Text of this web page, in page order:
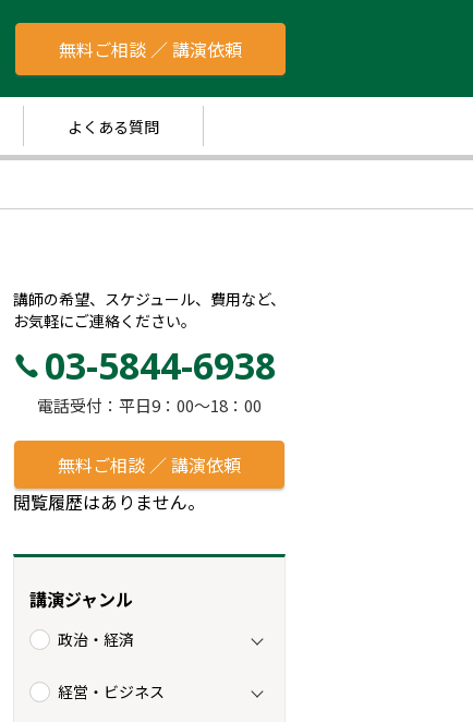
無料ご相談 ／ 講演依頼
よくある質問
講師の希望、スケジュール、費用など、
お気軽にご連絡ください。
03-5844-6938
電話受付：平日9：00～18：00
無料ご相談 ／ 講演依頼
閲覧履歴はありません。
講演ジャンル
政治・経済
経営・ビジネス